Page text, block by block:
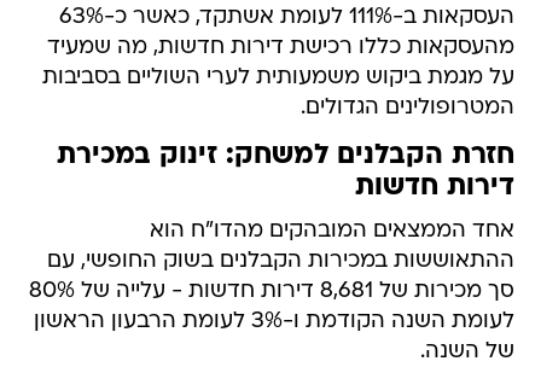
העסקאות ב-111% לעומת אשתקד, כאשר כ-63%
מהעסקאות כללו רכישת דירות חדשות, מה שמעיד
על מגמת ביקוש משמעותית לערי השוליים בסביבות
המטרופולינים הגדולים.
חזרת הקבלנים למשחק: זינוק במכירת
דירות חדשות
אחד הממצאים המובהקים מהדו"ח הוא
ההתאוששות במכירות הקבלנים בשוק החופשי, עם
סך מכירות של 8,681 דירות חדשות - עלייה של 80%
לעומת השנה הקודמת ו-3% לעומת הרבעון הראשון
של השנה.